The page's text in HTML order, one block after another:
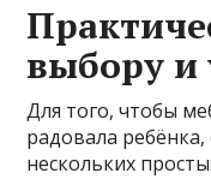
выбору и
Для того, чтобы
радовала
нескольких